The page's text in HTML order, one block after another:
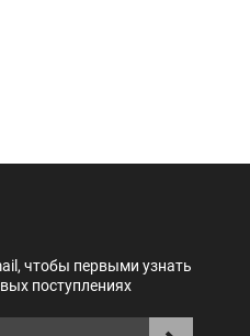
чтобы первыми узнать
поступлениях